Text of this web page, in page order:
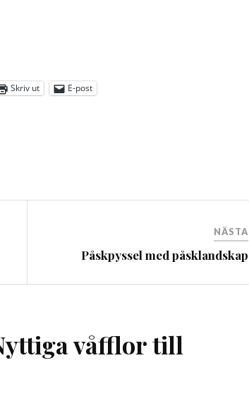
Skriv ut E-post
NÄSTA
Påskpyssel med påsklandskap
våfflor till